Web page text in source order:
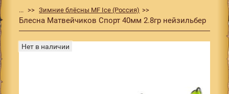
... Зимние блёсны MF Ice (Россия)
Блесна Матвейчиков Спорт 40мм 2.8гр нейзильбер
Нет в наличии